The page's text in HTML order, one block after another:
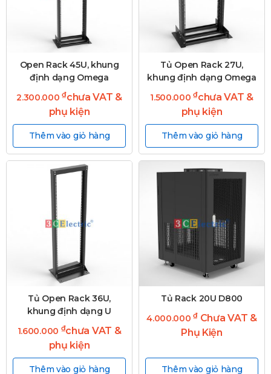
Open Rack 45U, khung
định dạng Omega
2.300.000₫chưa VAT &
phụ kiện
Thêm vào giỏ hàng
Tủ Open Rack 27U,
khung định dạng Omega
1.500.000₫chưa VAT &
phụ kiện
Thêm vào giỏ hàng
Tủ Open Rack 36U,
khung định dạng U
1.600.000 ₫chưa VAT &
phụ kiện
Thêm vào giỏ hàng
Tủ Rack 20U D800
4.000.000₫ Chưa VAT &
Phụ Kiện
Thêm vào giỏ hàng